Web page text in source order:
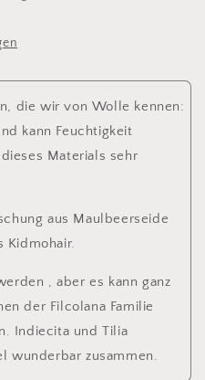
die wir von Wolle kennen:
kann Feuchtigkeit
Materials sehr
aus Maulbeerseide
Kidmohair.
, aber es kann ganz
der Filcolana Familie
Indiecita und Tilia
wunderbar zusammen.